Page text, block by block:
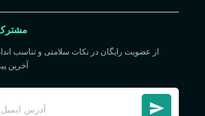
از عضویت رایگان در نکات سلامتی و تناسب
آخرین